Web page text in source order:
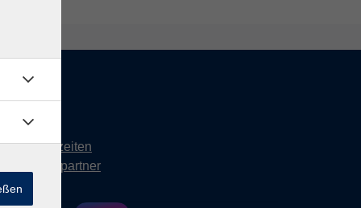
Kontakt
Öffnungszeiten
Ansprechpartner